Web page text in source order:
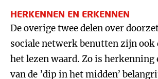
HERKENNEN EN ERKENNEN
De overige twee delen over
sociale netwerk benutten zijn ook
het lezen waard. Zo is herkenning
van de ’dip in het midden’